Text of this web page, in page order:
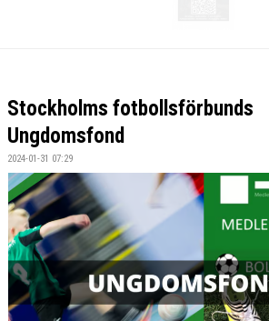
Stockholms fotbollsförbunds
Ungdomsfond
2024-01-31 07:29